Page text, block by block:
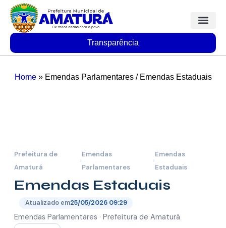
Transparência
Home» Emendas Parlamentares / Emendas Estaduais